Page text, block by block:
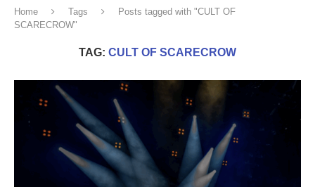
Home Tags
Posts tagged with "CULT OF
SCARECROW"
TAG: CULT OF SCARECROW